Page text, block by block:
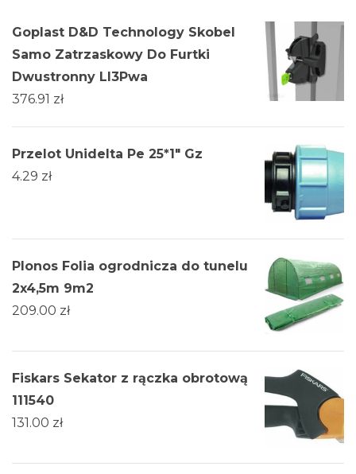
Goplast D&D Technology Skobel
Samo Zatrzaskowy Do Furtki
Dwustronny Ll3Pwa
376.91 zł
Przelot Unidelta Pe 25*1" Gz
4.29 zł
Plonos Folia ogrodnicza do tunelu
2x4,5m 9m2
209.00 zł
Fiskars Sekator z rączka obrotową
111540
131.00 zł